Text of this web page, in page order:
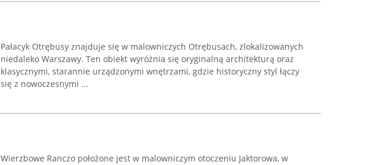
Pałacyk Otrębusy znajduje się w malowniczych Otrębusach, zlokalizowanych
niedaleko Warszawy. Ten obiekt wyróżnia się oryginalną architekturą oraz
klasycznymi, starannie urządzonymi wnętrzami, gdzie historyczny styl łączy
się z nowoczesnymi ...
Wierzbowe Ranczo położone jest w malowniczym otoczeniu Jaktorowa, w